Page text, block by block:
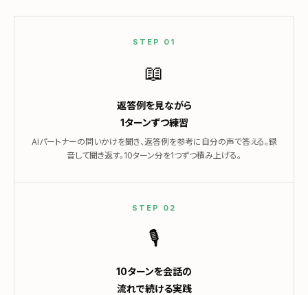
STEP 01
📖
返答例を見ながら
1ターンずつ練習
AIパートナーの問いかけを聞き、返答例を参考に自分の声で答える。録
音して聞き返す。10ターン分を1つずつ積み上げる。
STEP 02
🎙
10ターンを会話の
流れで続ける実践